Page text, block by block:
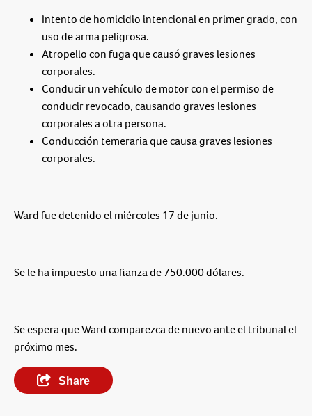
Intento de homicidio intencional en primer grado, con
uso de arma peligrosa.
Atropello con fuga que causó graves lesiones
corporales.
Conducir un vehículo de motor con el permiso de
conducir revocado, causando graves lesiones
corporales a otra persona.
Conducción temeraria que causa graves lesiones
corporales.
Ward fue detenido el miércoles 17 de junio.
Se le ha impuesto una fianza de 750.000 dólares.
Se espera que Ward comparezca de nuevo ante el tribunal el
próximo mes.
Share